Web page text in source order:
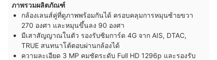
ภาพรวมผลิตภัณฑ์
กล้องเลนส์คู่ที่ดูภาพพร้อมกันได้ ครอบคลุมการหมุนซ้ายขวา
270 องศา และหมุนขึ้นลง 90 องศา
มีเสาสัญญาณในตัว รองรับซิมการ์ด 4G จาก AIS, DTAC,
TRUE สนทนาโต้ตอบผ่านกล้องได้
ความละเอียด 3 MP คมชัดระดับ Full HD 1296p และรองรับ